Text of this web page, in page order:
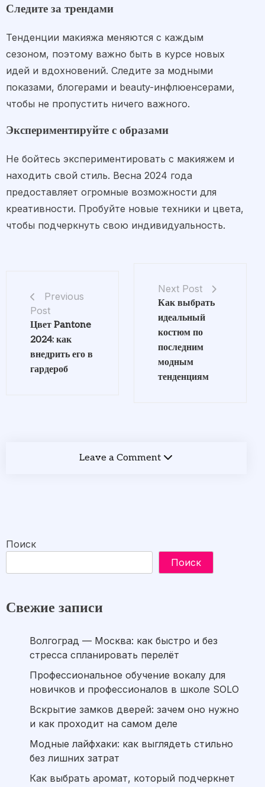
Следите за трендами
Тенденции макияжа меняются с каждым
сезоном, поэтому важно быть в курсе новых
идей и вдохновений. Следите за модными
показами, блогерами и beauty-инфлюенсерами,
чтобы не пропустить ничего важного.
Экспериментируйте с образами
Не бойтесь экспериментировать с макияжем и
находить свой стиль. Весна 2024 года
предоставляет огромные возможности для
креативности. Пробуйте новые техники и цвета,
чтобы подчеркнуть свою индивидуальность.
Previous
Post
Цвет Pantone
2024: как
внедрить его в
гардероб
Next Post
Как выбрать
идеальный
костюм по
последним
модным
тенденциям
Leave a Comment
Поиск
Поиск
Свежие записи
Волгоград — Москва: как быстро и без
стресса спланировать перелёт
Профессиональное обучение вокалу для
новичков и профессионалов в школе SOLO
Вскрытие замков дверей: зачем оно нужно
и как проходит на самом деле
Модные лайфхаки: как выглядеть стильно
без лишних затрат
Как выбрать аромат, который подчеркнет